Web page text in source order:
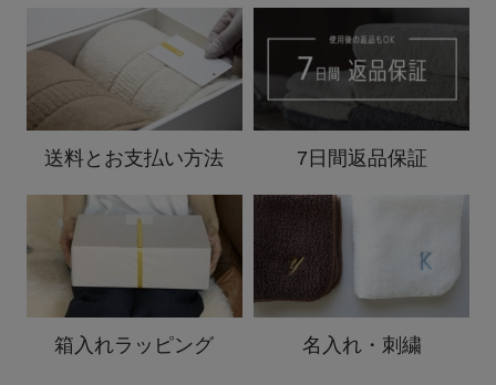
送料と お支払い方法 7日間返品保証
箱入れラッピング 名入れ・刺繍